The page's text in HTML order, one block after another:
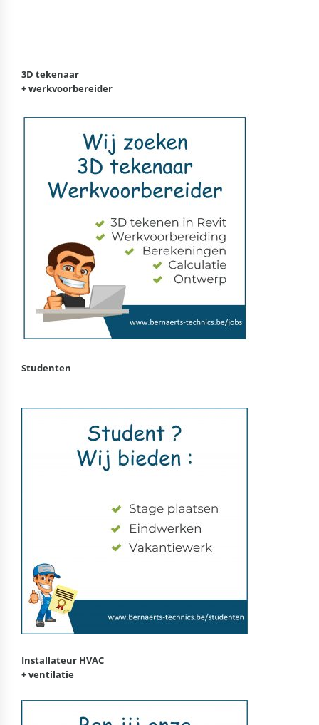
3D tekenaar
+ werkvoorbereider
Studenten
Installateur HVAC
+ ventilatie